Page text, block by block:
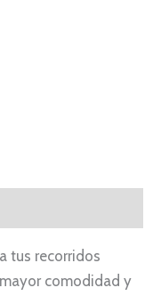
tus recorridos
comodidad y